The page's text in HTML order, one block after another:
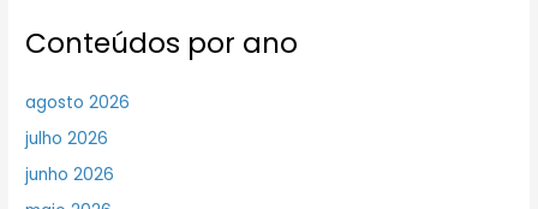
Conteúdos por ano
agosto 2026
julho 2026
junho 2026